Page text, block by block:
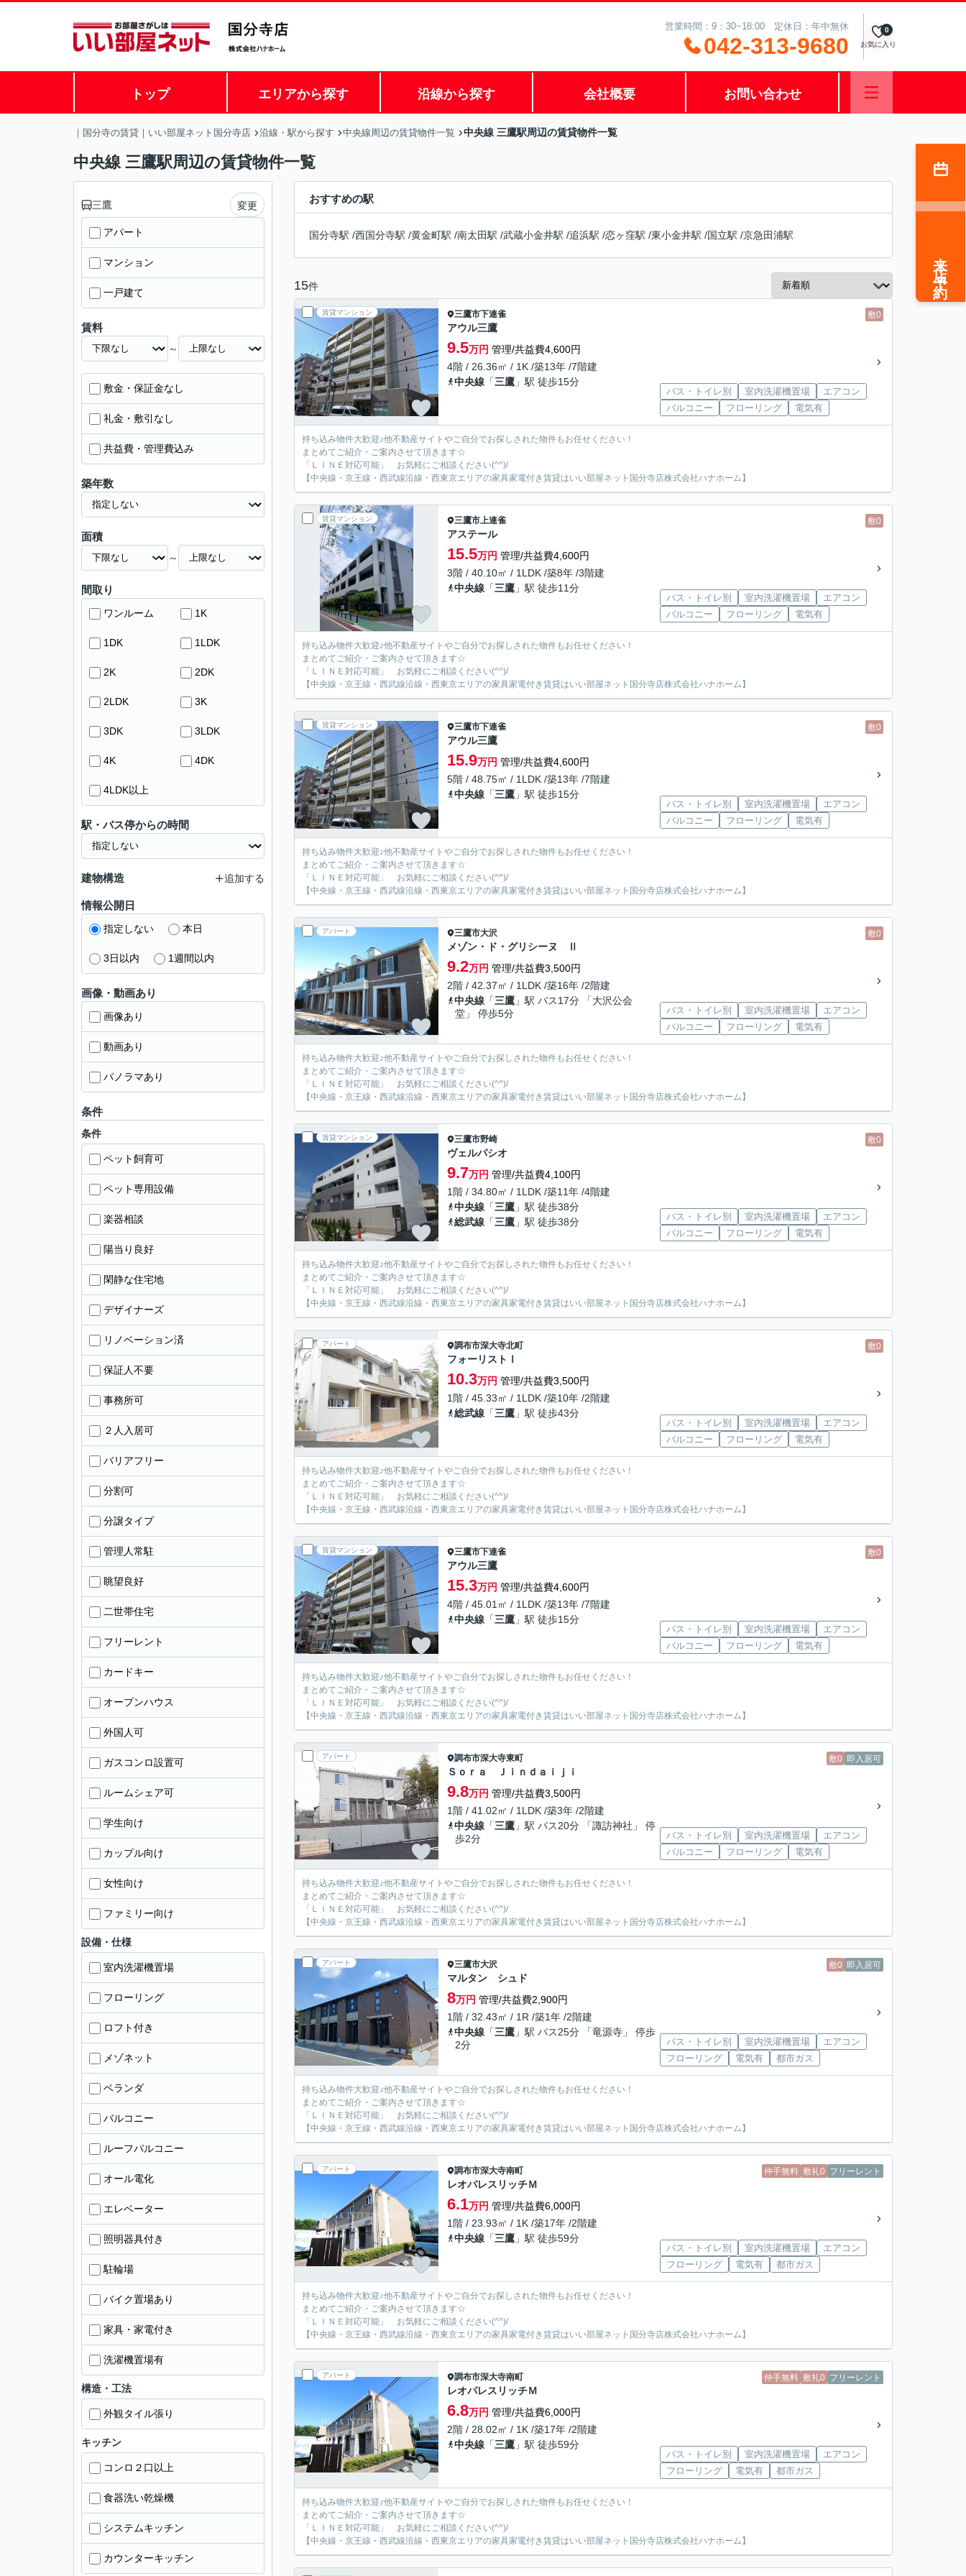
営業時間：9：30~18:00 定休日：年中無休
042-313-9680 お気に入り
0
トップ エリアから探す 沿線から探す 会社概要 お問い合わせ
｜国分寺の賃貸｜いい部屋ネット国分寺店 沿線・駅から探す 中央線周辺の賃貸物件一覧 中央線 三鷹駅周辺の賃貸物件一覧
中央線 三鷹駅周辺の賃貸物件一覧
おすすめの駅
国分寺駅 /西国分寺駅 /黄金町駅 /南太田駅 /武蔵小金井駅 /追浜駅 /恋ヶ窪駅 /東小金井駅 /国立駅 /京急田浦駅
15件
賃貸マンション 敷0
三鷹市下連雀
アウル三鷹
9.5万円 管理/共益費4,600円
4階 / 26.36㎡ / 1K /築13年 /7階建
中央線 「三鷹 」駅 徒歩15分
バス・トイレ別 室内洗濯機置場
エアコン
バルコニー
フローリング 電気有
持ち込み物件大歓迎♪他不動産サイトやご自分でお探しされた物件もお任せください！
まとめてご紹介・ご案内させて頂きます☆
「ＬＩＮＥ対応可能」 お気軽にご相談ください(^^)/
【中央線・京王線・西武線沿線・西東京エリアの家具家電付き賃貸はいい部屋ネット国分寺店株式会社ハナホーム】
賃貸マンション 敷0
三鷹市上連雀
アステール
15.5万円 管理/共益費4,600円
3階 / 40.10㎡ / 1LDK /築8年 /3階建
中央線 「三鷹 」駅 徒歩11分
バス・トイレ別 室内洗濯機置場
エアコン
バルコニー
フローリング 電気有
持ち込み物件大歓迎♪他不動産サイトやご自分でお探しされた物件もお任せください！
まとめてご紹介・ご案内させて頂きます☆
「ＬＩＮＥ対応可能」 お気軽にご相談ください(^^)/
【中央線・京王線・西武線沿線・西東京エリアの家具家電付き賃貸はいい部屋ネット国分寺店株式会社ハナホーム】
賃貸マンション 敷0
三鷹市下連雀
アウル三鷹
15.9万円 管理/共益費4,600円
5階 / 48.75㎡ / 1LDK /築13年 /7階建
中央線 「三鷹 」駅 徒歩15分
バス・トイレ別 室内洗濯機置場
エアコン
バルコニー
フローリング 電気有
持ち込み物件大歓迎♪他不動産サイトやご自分でお探しされた物件もお任せください！
まとめてご紹介・ご案内させて頂きます☆
「ＬＩＮＥ対応可能」 お気軽にご相談ください(^^)/
【中央線・京王線・西武線沿線・西東京エリアの家具家電付き賃貸はいい部屋ネット国分寺店株式会社ハナホーム】
アパート 敷0
三鷹市大沢
メゾン・ド・グリシーヌ Ⅱ
9.2万円 管理/共益費3,500円
2階 / 42.37㎡ / 1LDK /築16年 /2階建
中央線 「三鷹 」駅 バス17分 「大沢公会
堂」 停歩5分
バス・トイレ別 室内洗濯機置場
エアコン
バルコニー
フローリング 電気有
持ち込み物件大歓迎♪他不動産サイトやご自分でお探しされた物件もお任せください！
まとめてご紹介・ご案内させて頂きます☆
「ＬＩＮＥ対応可能」 お気軽にご相談ください(^^)/
【中央線・京王線・西武線沿線・西東京エリアの家具家電付き賃貸はいい部屋ネット国分寺店株式会社ハナホーム】
賃貸マンション 敷0
三鷹市野崎
ヴェルパシオ
9.7万円 管理/共益費4,100円
1階 / 34.80㎡ / 1LDK /築11年 /4階建
中央線 「三鷹 」駅 徒歩38分
総武線 「三鷹 」駅 徒歩38分 バス・トイレ別 室内洗濯機置場
エアコン
バルコニー
フローリング 電気有
持ち込み物件大歓迎♪他不動産サイトやご自分でお探しされた物件もお任せください！
まとめてご紹介・ご案内させて頂きます☆
「ＬＩＮＥ対応可能」 お気軽にご相談ください(^^)/
【中央線・京王線・西武線沿線・西東京エリアの家具家電付き賃貸はいい部屋ネット国分寺店株式会社ハナホーム】
アパート 敷0
調布市深大寺北町
フォーリストⅠ
10.3万円 管理/共益費3,500円
1階 / 45.33㎡ / 1LDK /築10年 /2階建
総武線 「三鷹 」駅 徒歩43分
バス・トイレ別 室内洗濯機置場
エアコン
バルコニー
フローリング 電気有
持ち込み物件大歓迎♪他不動産サイトやご自分でお探しされた物件もお任せください！
まとめてご紹介・ご案内させて頂きます☆
「ＬＩＮＥ対応可能」 お気軽にご相談ください(^^)/
【中央線・京王線・西武線沿線・西東京エリアの家具家電付き賃貸はいい部屋ネット国分寺店株式会社ハナホーム】
賃貸マンション 敷0
三鷹市下連雀
アウル三鷹
15.3万円 管理/共益費4,600円
4階 / 45.01㎡ / 1LDK /築13年 /7階建
中央線 「三鷹 」駅 徒歩15分
バス・トイレ別 室内洗濯機置場
エアコン
バルコニー
フローリング 電気有
持ち込み物件大歓迎♪他不動産サイトやご自分でお探しされた物件もお任せください！
まとめてご紹介・ご案内させて頂きます☆
「ＬＩＮＥ対応可能」 お気軽にご相談ください(^^)/
【中央線・京王線・西武線沿線・西東京エリアの家具家電付き賃貸はいい部屋ネット国分寺店株式会社ハナホーム】
アパート 敷0 即入居可
調布市深大寺東町
Ｓｏｒａ Ｊｉｎｄａｉｊｉ
9.8万円 管理/共益費3,500円
1階 / 41.02㎡ / 1LDK /築3年 /2階建
中央線 「三鷹 」駅 バス20分 「諏訪神社」 停
歩2分
バス・トイレ別 室内洗濯機置場
エアコン
バルコニー
フローリング 電気有
持ち込み物件大歓迎♪他不動産サイトやご自分でお探しされた物件もお任せください！
まとめてご紹介・ご案内させて頂きます☆
「ＬＩＮＥ対応可能」 お気軽にご相談ください(^^)/
【中央線・京王線・西武線沿線・西東京エリアの家具家電付き賃貸はいい部屋ネット国分寺店株式会社ハナホーム】
アパート 敷0 即入居可
三鷹市大沢
マルタン シュド
8万円 管理/共益費2,900円
1階 / 32.43㎡ / 1R /築1年 /2階建
中央線 「三鷹 」駅 バス25分 「竜源寺」 停歩
2分
バス・トイレ別 室内洗濯機置場
エアコン
フローリング
電気有 都市ガス
持ち込み物件大歓迎♪他不動産サイトやご自分でお探しされた物件もお任せください！
まとめてご紹介・ご案内させて頂きます☆
「ＬＩＮＥ対応可能」 お気軽にご相談ください(^^)/
【中央線・京王線・西武線沿線・西東京エリアの家具家電付き賃貸はいい部屋ネット国分寺店株式会社ハナホーム】
アパート 仲手無料 敷礼0 フリーレント
調布市深大寺南町
レオパレスリッチＭ
6.1万円 管理/共益費6,000円
1階 / 23.93㎡ / 1K /築17年 /2階建
中央線 「三鷹 」駅 徒歩59分
バス・トイレ別 室内洗濯機置場
エアコン
フローリング
電気有 都市ガス
持ち込み物件大歓迎♪他不動産サイトやご自分でお探しされた物件もお任せください！
まとめてご紹介・ご案内させて頂きます☆
「ＬＩＮＥ対応可能」 お気軽にご相談ください(^^)/
【中央線・京王線・西武線沿線・西東京エリアの家具家電付き賃貸はいい部屋ネット国分寺店株式会社ハナホーム】
アパート 仲手無料 敷礼0 フリーレント
調布市深大寺南町
レオパレスリッチＭ
6.8万円 管理/共益費6,000円
2階 / 28.02㎡ / 1K /築17年 /2階建
中央線 「三鷹 」駅 徒歩59分
バス・トイレ別 室内洗濯機置場
エアコン
フローリング
電気有 都市ガス
持ち込み物件大歓迎♪他不動産サイトやご自分でお探しされた物件もお任せください！
まとめてご紹介・ご案内させて頂きます☆
「ＬＩＮＥ対応可能」 お気軽にご相談ください(^^)/
【中央線・京王線・西武線沿線・西東京エリアの家具家電付き賃貸はいい部屋ネット国分寺店株式会社ハナホーム】
三鷹 変更
アパート
マンション
一戸建て
賃料
～
敷金・保証金なし
礼金・敷引なし
共益費・管理費込み
築年数
面積
～
間取り
ワンルーム 1K
1DK 1LDK
2K 2DK
2LDK 3K
3DK 3LDK
4K 4DK
4LDK以上
駅・バス停からの時間
建物構造 追加する
情報公開日
指定しない 本日
3日以内 1週間以内
画像・動画あり
画像あり
動画あり
パノラマあり
条件
条件
ペット飼育可
ペット専用設備
楽器相談
陽当り良好
閑静な住宅地
デザイナーズ
リノベーション済
保証人不要
事務所可
２人入居可
バリアフリー
分割可
分譲タイプ
管理人常駐
眺望良好
二世帯住宅
フリーレント
カードキー
オープンハウス
外国人可
ガスコンロ設置可
ルームシェア可
学生向け
カップル向け
女性向け
ファミリー向け
設備・仕様
室内洗濯機置場
フローリング
ロフト付き
メゾネット
ベランダ
バルコニー
ルーフバルコニー
オール電化
エレベーター
照明器具付き
駐輪場
バイク置場あり
家具・家電付き
洗濯機置場有
構造・工法
外観タイル張り
キッチン
コンロ２口以上
食器洗い乾燥機
システムキッチン
カウンターキッチン
来店予約